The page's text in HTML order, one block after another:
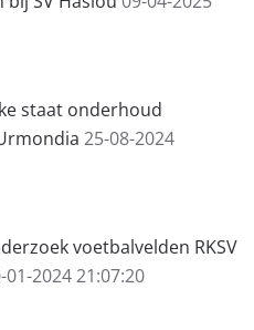
staat onderhoud
25-08-2024
voetbalvelden RKSV
01-2024 21:07:20